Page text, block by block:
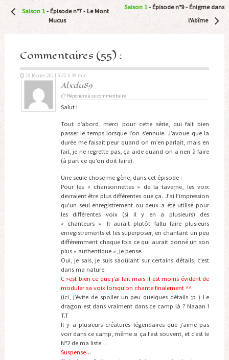
Navigation
Saison 1- Épisode n°7 -Le Mont
Mucus
Saison 1- Épisode n°9 -Énigme dans
l'Abîme
Commentaires (55) :
Alxdu89
19 février 2011 à 22 h 39 min
Répondre à ce commentaire
Salut !
Tout d’abord, merci pour cette série, qui fait bien
passer le temps lorsque l’on s’ennuie. J’avoue que la
durée me faisait peur quand on m’en parlait, mais en
fait, je ne regrette pas, ça aide quand on a rien à faire
(à part ce qu’on doit faire).
Une seule chose me gène, dans cet épisode :
Pour les « chansonnettes » de la taverne, les voix
devraient être plus différentes que ça. J’ai l’impression
qu’un seul enregistrement ou deux a été utilisé pour
les différentes voix (si il y en a plusieurs) des
« chanteurs ». Il aurait plutôt fallu faire plusieurs
enregistrements et les superposer, en chantant un peu
différemment chaque fois ce qui aurait donné un son
plus « authentique », je pense.
Oui, je sais, je suis saoûlant sur certains détails, c’est
dans ma nature.
C »est bien ce que j’ai fait mais il est moins évident de
moduler sa voix lorsqu’on chante finalement ^^
(ici, j’évite de spoiler un peu quelques détails ;p ) Le
dragon est dans vraiment dans ce camp là ? Naaan !
T.T
Il y a plusieurs créatures légendaires que j’aime pas
voir dans ce camp, même si ça l’est souvent, et c’est le
N°2 de ma liste…
Suspense…